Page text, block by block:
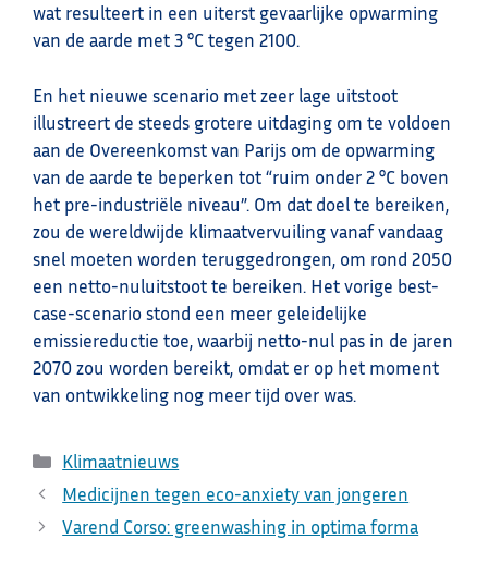
wat resulteert in een uiterst gevaarlijke opwarming
van de aarde met 3 °C tegen 2100.
En het nieuwe scenario met zeer lage uitstoot
illustreert de steeds grotere uitdaging om te voldoen
aan de Overeenkomst van Parijs om de opwarming
van de aarde te beperken tot “ruim onder 2 °C boven
het pre-industriële niveau”. Om dat doel te bereiken,
zou de wereldwijde klimaatvervuiling vanaf vandaag
snel moeten worden teruggedrongen, om rond 2050
een netto-nuluitstoot te bereiken. Het vorige best-
case-scenario stond een meer geleidelijke
emissiereductie toe, waarbij netto-nul pas in de jaren
2070 zou worden bereikt, omdat er op het moment
van ontwikkeling nog meer tijd over was.
Categorieën
Klimaatnieuws
Medicijnen tegen eco-anxiety van jongeren
Varend Corso: greenwashing in optima forma